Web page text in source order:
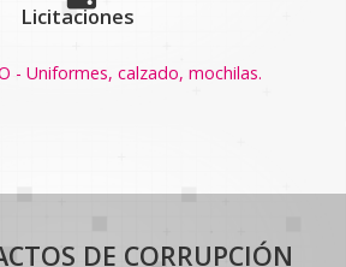
Licitaciones
- Uniformes, calzado, mochilas.
DE CORRUPCIÓN